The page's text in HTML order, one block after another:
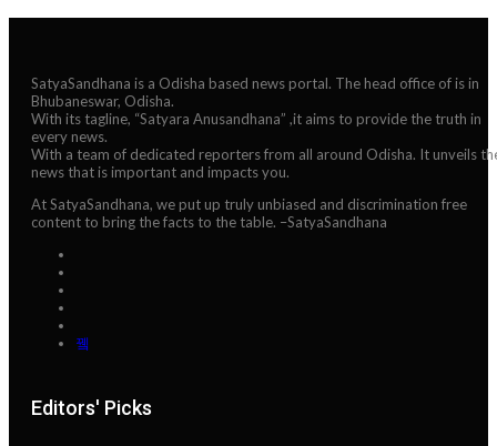
SatyaSandhana is a Odisha based news portal. The head office of is in
Bhubaneswar, Odisha.
With its tagline, “Satyara Anusandhana” ,it aims to provide the truth in
every news.
With a team of dedicated reporters from all around Odisha. It unveils
news that is important and impacts you.
At SatyaSandhana, we put up truly unbiased and discrimination free
content to bring the facts to the table. –SatyaSandhana
Editors' Picks